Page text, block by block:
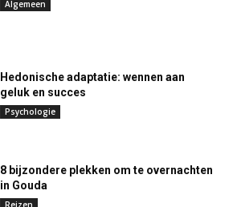
Algemeen
Hedonische adaptatie: wennen aan
geluk en succes
Psychologie
8 bijzondere plekken om te overnachten
in Gouda
Reizen